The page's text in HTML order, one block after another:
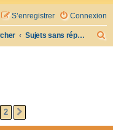
Connexion
S’enregistrer
Sujets sans réponse
AVANCÉE
2